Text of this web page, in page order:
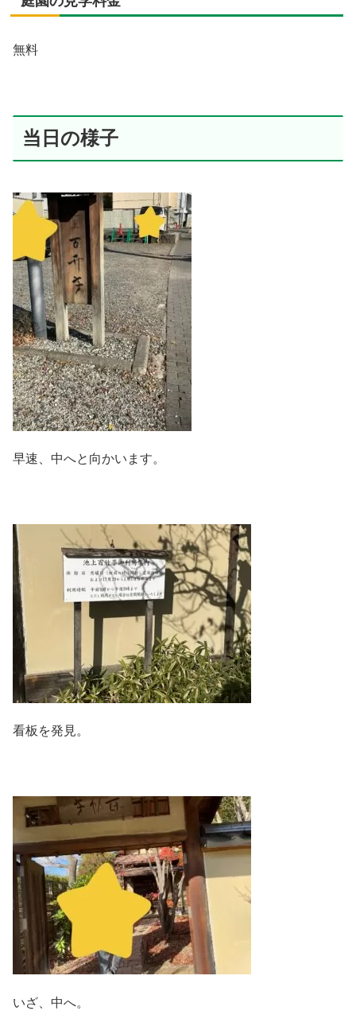
無料
当日の様子
早速、中へと向かいます。
看板を発見。
いざ、中へ。